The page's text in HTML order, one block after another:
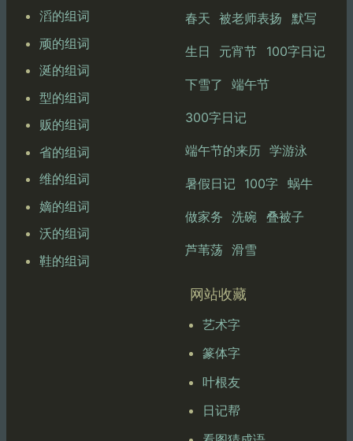
滔的组词
顽的组词
涎的组词
型的组词
贩的组词
省的组词
维的组词
嫡的组词
沃的组词
鞋的组词
春天 被老师表扬 默写
生日 元宵节 100字日记
下雪了 端午节
300字日记
端午节的来历 学游泳
暑假日记 100字 蜗牛
做家务 洗碗 叠被子
芦苇荡 滑雪
网站收藏
艺术字
篆体字
叶根友
日记帮